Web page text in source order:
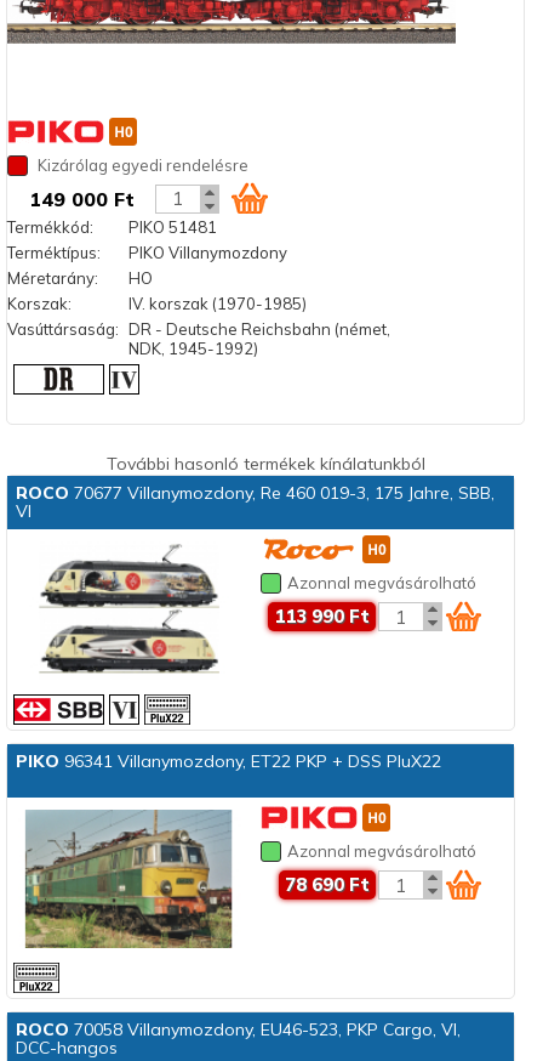
Kizárólag egyedi rendelésre
149 000 Ft
Termékkód:
PIKO 51481
Terméktípus:
PIKO Villanymozdony
Méretarány:
HO
Korszak:
IV. korszak (1970-1985)
Vasúttársaság: DR - Deutsche Reichsbahn (német,
NDK, 1945-1992)
További hasonló termékek kínálatunkból
ROCO 70677 Villanymozdony, Re 460 019-3, 175 Jahre, SBB,
VI
Azonnal megvásárolható
113 990 Ft
PIKO 96341 Villanymozdony, ET22 PKP + DSS PluX22
Azonnal megvásárolható
78 690 Ft
ROCO 70058 Villanymozdony, EU46-523, PKP Cargo, VI,
DCC-hangos